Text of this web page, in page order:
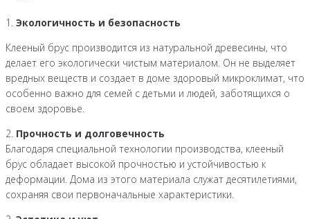
1. Экологичность и безопасность
Клееный брус производится из натуральной древесины, что
делает его экологически чистым материалом. Он не выделяет
вредных веществ и создает в доме здоровый микроклимат, что
особенно важно для семей с детьми и людей, заботящихся о
своем здоровье.
2. Прочность и долговечность
Благодаря специальной технологии производства, клееный
брус обладает высокой прочностью и устойчивостью к
деформации. Дома из этого материала служат десятилетиями,
сохраняя свои первоначальные характеристики.